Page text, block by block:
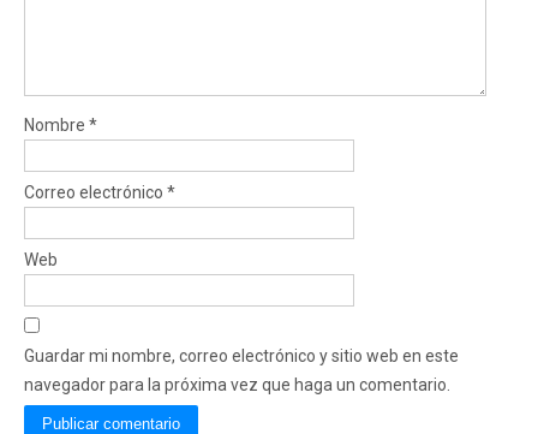
Nombre *
Correo electrónico *
Web
Guardar mi nombre, correo electrónico y sitio web en este
navegador para la próxima vez que haga un comentario.